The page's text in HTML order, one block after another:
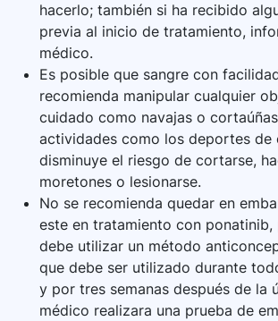
hacerlo; también si ha recibido
previa al inicio de tratamiento,
médico.
Es posible que sangre con
recomienda manipular cualquier
cuidado como navajas o
actividades como los deportes de
disminuye el riesgo de cortarse,
moretones o lesionarse.
No se recomienda quedar en
este en tratamiento con
debe utilizar un método
que debe ser utilizado durante
y por tres semanas después de la
médico realizara una prueba de